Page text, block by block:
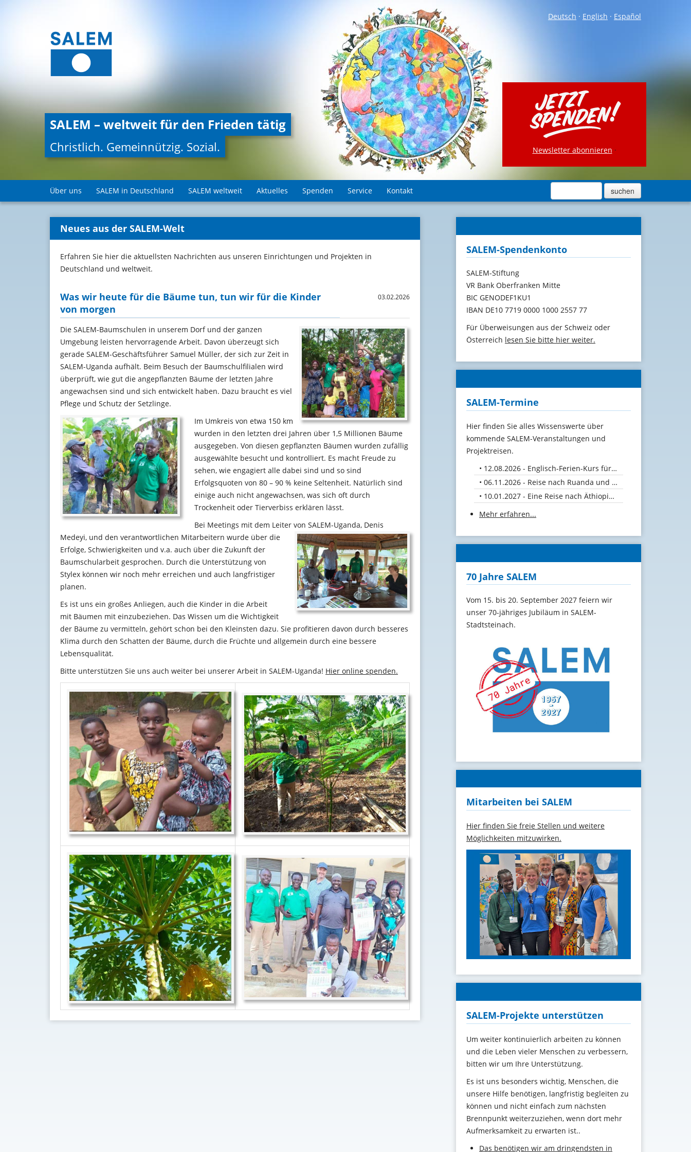
SALEM – weltweit für den Frieden tätig
Christlich. Gemeinnützig. Sozial.
Deutsch · English · Español
Newsletter abonnieren ·
Über uns SALEM in Deutschland SALEM weltweit Aktuelles Spenden Service Kontakt
Neues aus der SALEM-Welt
Erfahren Sie hier die aktuellsten Nachrichten aus unseren Einrichtungen und Projekten in
Deutschland und weltweit.
Was wir heute für die Bäume tun, tun wir für die Kinder
von morgen
03.02.2026
Die SALEM-Baumschulen in unserem Dorf und der ganzen
Umgebung leisten hervorragende Arbeit. Davon überzeugt sich
gerade SALEM-Geschäftsführer Samuel Müller, der sich zur Zeit in
SALEM-Uganda aufhält. Beim Besuch der Baumschulfilialen wird
überprüft, wie gut die angepflanzten Bäume der letzten Jahre
angewachsen sind und sich entwickelt haben. Dazu braucht es viel
Pflege und Schutz der Setzlinge.
Im Umkreis von etwa 150 km
wurden in den letzten drei Jahren über 1,5 Millionen Bäume
ausgegeben. Von diesen gepflanzten Bäumen wurden zufällig
ausgewählte besucht und kontrolliert. Es macht Freude zu
sehen, wie engagiert alle dabei sind und so sind
Erfolgsquoten von 80 – 90 % keine Seltenheit. Natürlich sind
einige auch nicht angewachsen, was sich oft durch
Trockenheit oder Tierverbiss erklären lässt.
Bei Meetings mit dem Leiter von SALEM-Uganda, Denis
Medeyi, und den verantwortlichen Mitarbeitern wurde über die
Erfolge, Schwierigkeiten und v.a. auch über die Zukunft der
Baumschularbeit gesprochen. Durch die Unterstützung von
Stylex können wir noch mehr erreichen und auch langfristiger
planen.
Es ist uns ein großes Anliegen, auch die Kinder in die Arbeit
mit Bäumen mit einzubeziehen. Das Wissen um die Wichtigkeit
der Bäume zu vermitteln, gehört schon bei den Kleinsten dazu. Sie profitieren davon durch besseres
Klima durch den Schatten der Bäume, durch die Früchte und allgemein durch eine bessere
Lebensqualität.
Bitte unterstützen Sie uns auch weiter bei unserer Arbeit in SALEM-Uganda! Hier online spenden.
SALEM-Spendenkonto
SALEM-Stiftung
VR Bank Oberfranken Mitte
BIC GENODEF1KU1
IBAN DE10 7719 0000 1000 2557 77
Für Überweisungen aus der Schweiz oder
Österreich lesen Sie bitte hier weiter.
SALEM-Termine
Hier finden Sie alles Wissenswerte über
kommende SALEM-Veranstaltungen und
Projektreisen.
12.08.2026 - Englisch-Ferien-Kurs für Kids vom 10. bis 12. August 26
06.11.2026 - Reise nach Ruanda und zu Kaffeebauern in Uganda
10.01.2027 - Eine Reise nach Äthiopien und Uganda
Mehr erfahren...
70 Jahre SALEM
Vom 15. bis 20. September 2027 feiern wir
unser 70-jähriges Jubiläum in SALEM-
Stadtsteinach.
Mitarbeiten bei SALEM
Hier finden Sie freie Stellen und weitere
Möglichkeiten mitzuwirken.
SALEM-Projekte unterstützen
Um weiter kontinuierlich arbeiten zu können
und die Leben vieler Menschen zu verbessern,
bitten wir um Ihre Unterstützung.
Es ist uns besonders wichtig, Menschen, die
unsere Hilfe benötigen, langfristig begleiten zu
können und nicht einfach zum nächsten
Brennpunkt weiterzuziehen, wenn dort mehr
Aufmerksamkeit zu erwarten ist..
Das benötigen wir am dringendsten in